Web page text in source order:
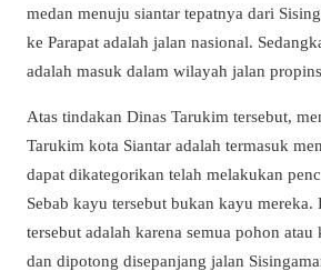
medan menuju siantar tepatnya dari
ke Parapat adalah jalan nasional.
adalah masuk dalam wilayah jalan
Atas tindakan Dinas Tarukim tersebut,
Tarukim kota Siantar adalah termasuk
dapat dikategorikan telah melakukan
Sebab kayu tersebut bukan kayu mereka.
tersebut adalah karena semua pohon
dan dipotong disepanjang jalan